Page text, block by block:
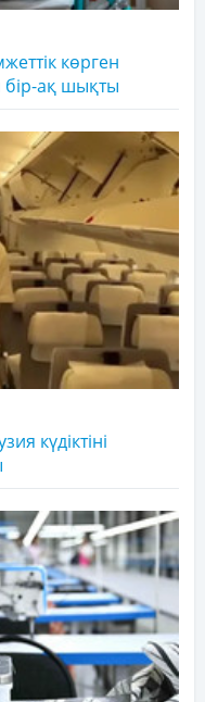
көрген
ақ шықты
күдіктіні